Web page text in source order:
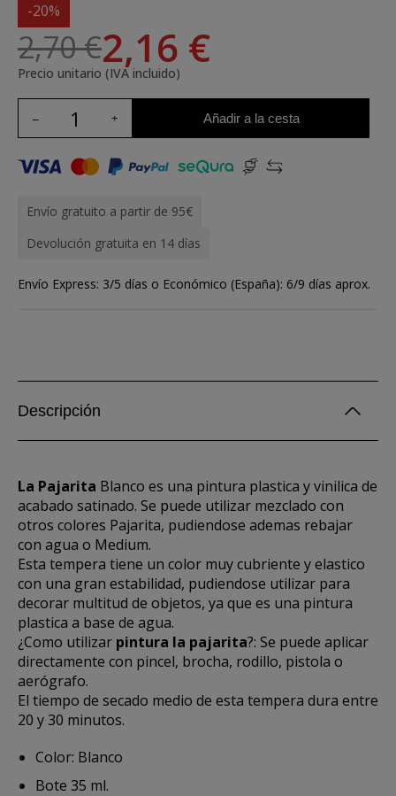
-20%
2,70 €2,16 €
Precio unitario (IVA incluido)
Añadir a la cesta
Envío gratuito a partir de 95€
Devolución gratuita en 14 días
Envío Express: 3/5 días o Económico (España): 6/9 días aprox.
Descripción
La Pajarita Blanco es una pintura plastica y vinilica de
acabado satinado. Se puede utilizar mezclado con
otros colores Pajarita, pudiendose ademas rebajar
con agua o Medium.
Esta tempera tiene un color muy cubriente y elastico
con una gran estabilidad, pudiendose utilizar para
decorar multitud de objetos, ya que es una pintura
plastica a base de agua.
¿Como utilizar pintura la pajarita?: Se puede aplicar
directamente con pincel, brocha, rodillo, pistola o
aerógrafo.
El tiempo de secado medio de esta tempera dura entre
20 y 30 minutos.
Color: Blanco
Bote 35 ml.